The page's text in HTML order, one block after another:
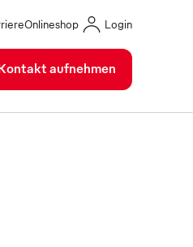
Onlineshop Login
aufnehmen